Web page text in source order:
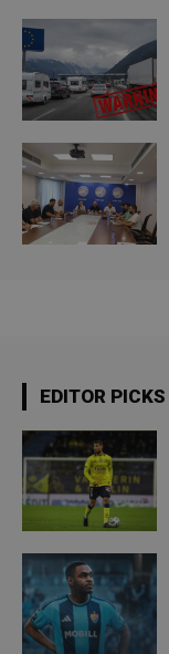
EDITOR PICKS